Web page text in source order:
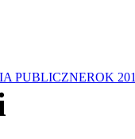
PUBLICZNEROK